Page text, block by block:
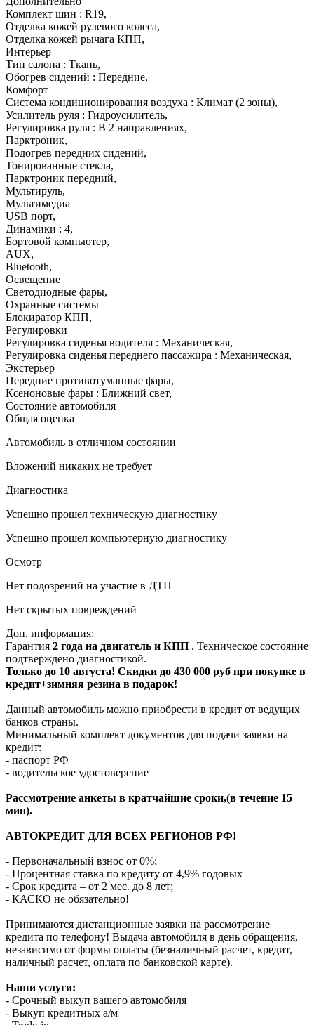
Комплект шин : R19,
Отделка кожей рулевого колеса,
Отделка кожей рычага КПП,
Интерьер
Тип салона : Ткань,
Обогрев сидений : Передние,
Комфорт
Система кондиционирования воздуха : Климат (2 зоны),
Усилитель руля : Гидроусилитель,
Регулировка руля : В 2 направлениях,
Парктроник,
Подогрев передних сидений,
Тонированные стекла,
Парктроник передний,
Мультируль,
Мультимедиа
USB порт,
Динамики : 4,
Бортовой компьютер,
AUX,
Bluetooth,
Освещение
Светодиодные фары,
Охранные системы
Блокиратор КПП,
Регулировки
Регулировка сиденья водителя : Механическая,
Регулировка сиденья переднего пассажира : Механическая,
Экстерьер
Передние противотуманные фары,
Ксеноновые фары : Ближний свет,
Состояние автомобиля
Общая оценка
Автомобиль в отличном состоянии
Вложений никаких не требует
Диагностика
Успешно прошел техническую диагностику
Успешно прошел компьютерную диагностику
Осмотр
Нет подозрений на участие в ДТП
Нет скрытых повреждений
Доп. информация:
Гарантия 2 года на двигатель и КПП . Техническое состояние
подтверждено диагностикой.
Только до 10 августа! Скидки до 430 000 руб при покупке в
кредит+зимняя резина в подарок!
Данный автомобиль можно приобрести в кредит от ведущих
банков страны.
Минимальный комплект документов для подачи заявки на
кредит:
- паспорт РФ
- водительское удостоверение
Рассмотрение анкеты в кратчайшие сроки,(в течение 15
мин).
АВТОКРЕДИТ ДЛЯ ВСЕХ РЕГИОНОВ РФ!
- Первоначальный взнос от 0%;
- Процентная ставка по кредиту от 4,9% годовых
- Срок кредита – от 2 мес. до 8 лет;
- КАСКО не обязательно!
Принимаются дистанционные заявки на рассмотрение
кредита по телефону! Выдача автомобиля в день обращения,
независимо от формы оплаты (безналичный расчет, кредит,
наличный расчет, оплата по банковской карте).
Наши услуги:
- Срочный выкуп вашего автомобиля
- Выкуп кредитных а/м